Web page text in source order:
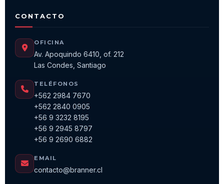
CONTACTO
OFICINA
Av. Apoquindo 6410, of. 212
Las Condes, Santiago
TELÉFONOS
+562 2984 7670
+562 2840 0905
+56 9 3232 8195
+56 9 2945 8797
+56 9 2690 6882
EMAIL
contacto@branner.cl